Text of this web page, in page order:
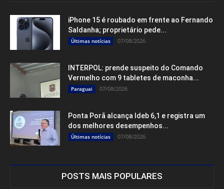
iPhone 15 é roubado em frente ao Fernando
Saldanha; proprietário pede...
Últimas notícias 07/08/2026
INTERPOL: prende suspeito do Comando
Vermelho com 9 tabletes de maconha...
Paraguai 07/08/2026
Ponta Porã alcança Ideb 6,1 e registra um
dos melhores desempenhos...
Últimas notícias 07/08/2026
POSTS MAIS POPULARES